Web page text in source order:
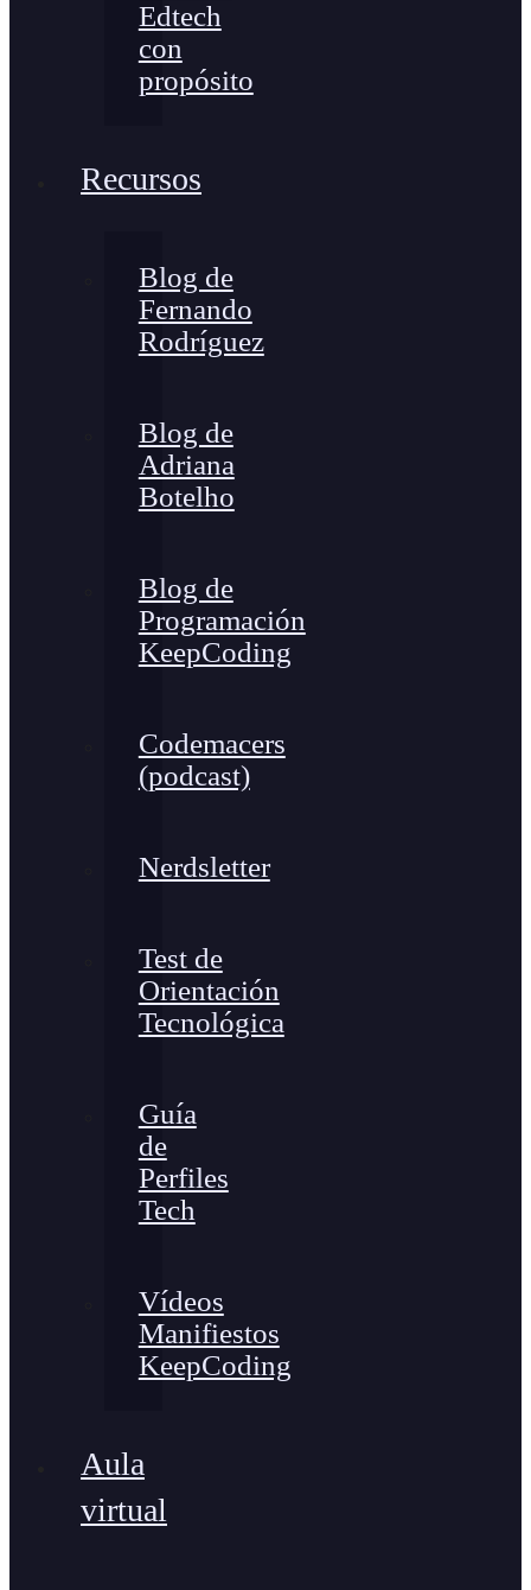
Edtech
con
propósito
Recursos
Blog de
Fernando
Rodríguez
Blog de
Adriana
Botelho
Blog de
Programación
KeepCoding
Codemacers
(podcast)
Nerdsletter
Test de
Orientación
Tecnológica
Guía
de
Perfiles
Tech
Vídeos
Manifiestos
KeepCoding
Aula
virtual